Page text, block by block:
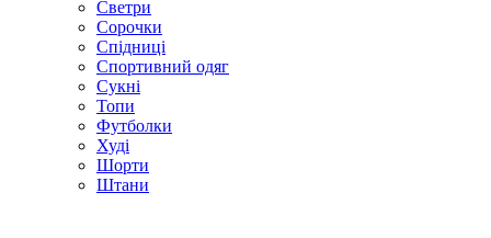
Светри
Сорочки
Спідниці
Спортивний одяг
Сукні
Топи
Футболки
Худі
Шорти
Штани